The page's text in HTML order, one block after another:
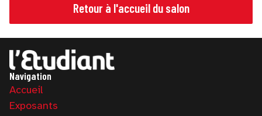
Retour à l'accueil du salon
Navigation
Accueil
Exposants